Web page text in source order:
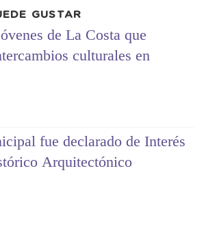
GUSTAR
de La Costa que
culturales en
fue declarado de Interés
Arquitectónico